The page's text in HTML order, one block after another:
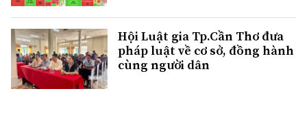
Hội Luật gia Tp.Cần Thơ đưa
pháp luật về cơ sở, đồng hành
cùng người dân